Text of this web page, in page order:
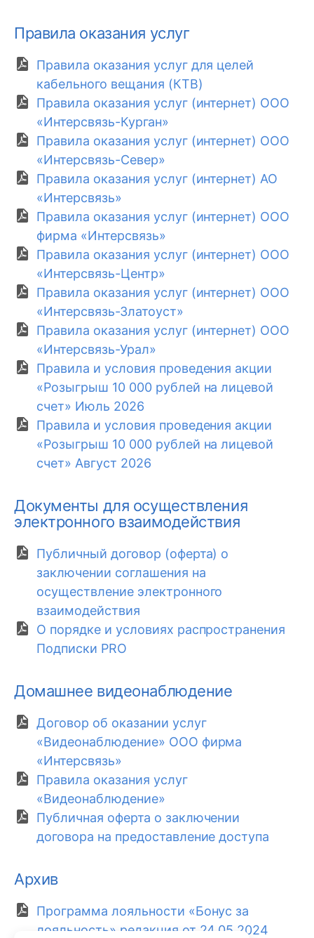
Правила оказания услуг
Правила оказания услуг для целей
кабельного вещания (КТВ)
Правила оказания услуг (интернет) ООО
«Интерсвязь-Курган»
Правила оказания услуг (интернет) ООО
«Интерсвязь-Север»
Правила оказания услуг (интернет) АО
«Интерсвязь»
Правила оказания услуг (интернет) ООО
фирма «Интерсвязь»
Правила оказания услуг (интернет) ООО
«Интерсвязь-Центр»
Правила оказания услуг (интернет) ООО
«Интерсвязь-Златоуст»
Правила оказания услуг (интернет) ООО
«Интерсвязь-Урал»
Правила и условия проведения акции
«Розыгрыш 10 000 рублей на лицевой
счет» Июль 2026
Правила и условия проведения акции
«Розыгрыш 10 000 рублей на лицевой
счет» Август 2026
Документы для осуществления
электронного взаимодействия
Публичный договор (оферта) о
заключении соглашения на
осуществление электронного
взаимодействия
О порядке и условиях распространения
Подписки PRO
Домашнее видеонаблюдение
Договор об оказании услуг
«Видеонаблюдение» ООО фирма
«Интерсвязь»
Правила оказания услуг
«Видеонаблюдение»
Публичная оферта о заключении
договора на предоставление доступа
Архив
Программа лояльности «Бонус за
лояльность» редакция от 24.05.2024